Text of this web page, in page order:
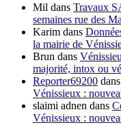
Mil dans Travaux
semaines rue des
Karim dans
la mairie de
Brun dans
majorité, intox ou
Reporter69200 dans
Vénissieux :
slaimi adnen dans
Vénissieux :